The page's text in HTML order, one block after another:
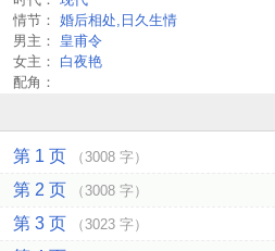
情节： 婚后相处,日久生情
男主：
皇甫令
女主：
白夜艳
配角：
第 1 页 （3008 字）
第 2 页 （3008 字）
第 3 页 （3023 字）